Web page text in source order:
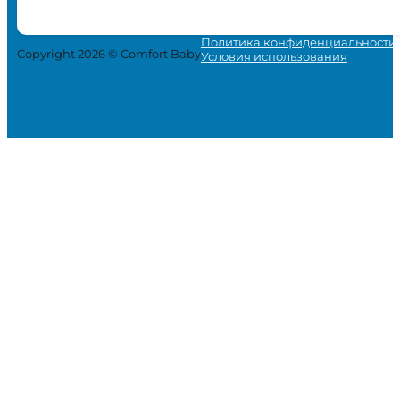
Copyright 2026 © Comfort Baby
Политика конфиденциальности
Условия использования